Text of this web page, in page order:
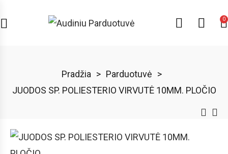
0
Pradžia > Parduotuvė >
JUODOS SP. POLIESTERIO VIRVUTĖ 10MM. PLOČIO